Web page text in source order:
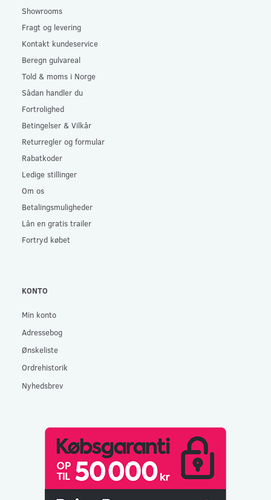
Showrooms
Fragt og levering
Kontakt kundeservice
Beregn gulvareal
Told & moms i Norge
Sådan handler du
Fortrolighed
Betingelser & Vilkår
Returregler og formular
Rabatkoder
Ledige stillinger
Om os
Betalingsmuligheder
Lån en gratis trailer
Fortryd købet
KONTO
Min konto
Adressebog
Ønskeliste
Ordrehistorik
Nyhedsbrev